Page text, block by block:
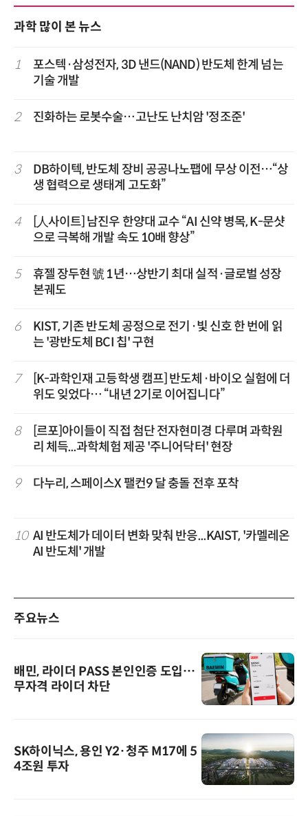
과학 많이 본 뉴스
1
포스텍·삼성전자, 3D 낸드(NAND) 반도체 한계 넘는
기술 개발
2 진화하는 로봇수술…고난도 난치암 '정조준'
3
DB하이텍, 반도체 장비 공공나노팹에 무상 이전…“상
생 협력으로 생태계 고도화”
4
[人사이트] 남진우 한양대 교수 “AI 신약 병목, K-문샷
으로 극복해 개발 속도 10배 향상”
5
휴젤 장두현 號 1년…상반기 최대 실적·글로벌 성장
본궤도
6
KIST, 기존 반도체 공정으로 전기·빛 신호 한 번에 읽
는 '광반도체 BCI 칩' 구현
7
[K-과학인재 고등학생 캠프] 반도체·바이오 실험에 더
위도 잊었다… “내년 2기로 이어집니다”
8
[르포]아이들이 직접 첨단 전자현미경 다루며 과학원
리 체득...과학체험 제공 '주니어닥터' 현장
9 다누리, 스페이스X 팰컨9 달 충돌 전후 포착
10 AI 반도체가 데이터 변화 맞춰 반응...KAIST, '카멜레온
AI 반도체' 개발
주요뉴스
배민, 라이더 PASS 본인인증 도입…
무자격 라이더 차단
SK하이닉스, 용인 Y2·청주 M17에 5
4조원 투자